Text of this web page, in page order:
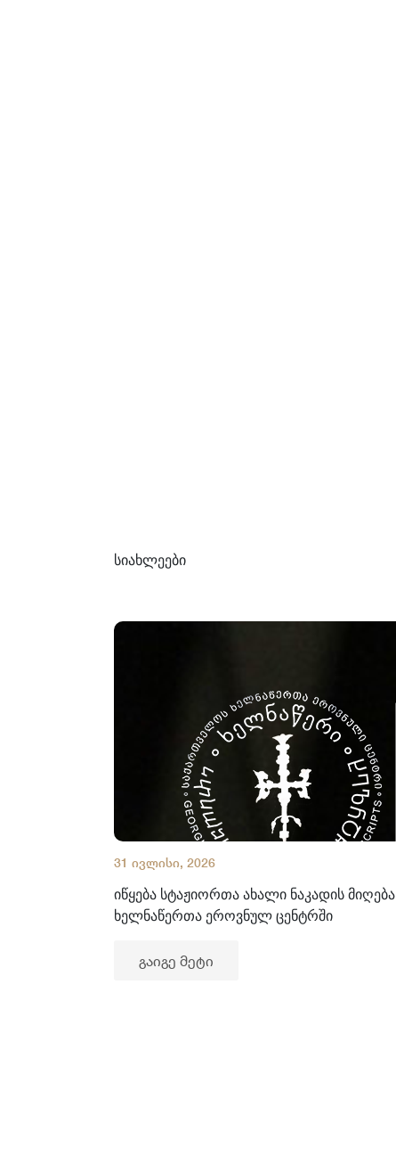
სიახლეები
31 ივლისი, 2026
იწყება სტაჟიორთა ახალი ნაკადის მიღება
ხელნაწერთა ეროვნულ ცენტრში
გაიგე მეტი